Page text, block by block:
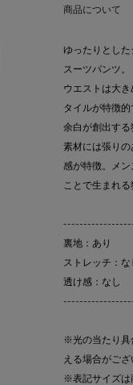
商品について
ゆったりとし
スーツパンツ。
ウエストは大
タイルが特徴
余白が創出する
素材には張り
感が特徴。メ
ことで生まれ
裏地：あり
ストレッチ：な
透け感：なし
※光の当たり具
える場合がござ
※表記サイズは